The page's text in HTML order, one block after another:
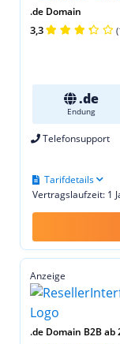
.de Domain
3,3
.de
Endung
Telefonsupport
Vertragslaufzeit: 1
Tarifdetails
Anzeige
.de Domain B2B ab